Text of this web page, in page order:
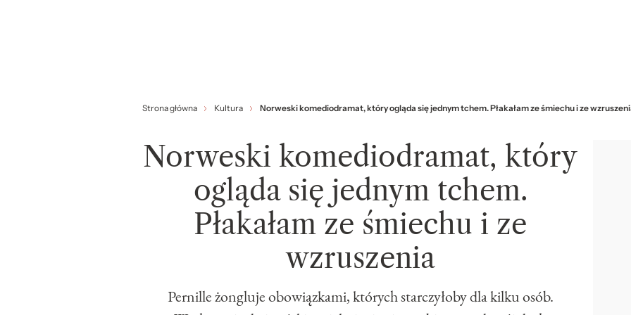
Strona główna Kultura Norweski komediodramat, który ogląda się jednym tchem. Płakałam ze śmiechu i ze
Norweski komediodramat, który
ogląda się jednym tchem.
Płakałam ze śmiechu i ze
wzruszenia
Pernille żongluje obowiązkami, których starczyłoby dla kilku osób.